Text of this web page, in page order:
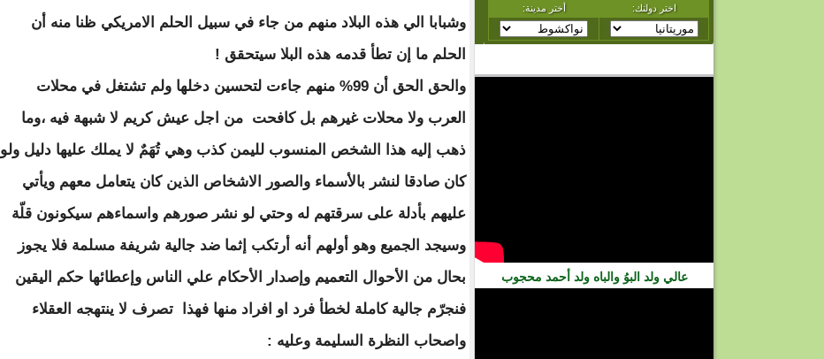
عالي ولد البوُ والباه ولد أحمد محجوب
وشبابا الي هذه البلاد منهم من جاء في سبيل الحلم الامريكي ظنا منه أن
الحلم ما إن تطأ قدمه هذه البلا سيتحقق !
والحق الحق أن 99% منهم جاءت لتحسين دخلها ولم تشتغل في محلات
العرب ولا محلات غيرهم بل كافحت من اجل عيش كريم لا شبهة فيه ،وما
ذهب إليه هذا الشخص المنسوب لليمن كذب وهي تُهَمٌ لا يملك عليها دليل ولو
كان صادقا لنشر بالأسماء والصور الاشخاص الذين كان يتعامل معهم ويأتي
عليهم بأدلة على سرقتهم له وحتي لو نشر صورهم واسماءهم سيكونون قلّة
وسيجد الجميع وهو أولهم أنه أرتكب إثما ضد جالية شريفة مسلمة فلا يجوز
بحال من الأحوال التعميم وإصدار الأحكام علي الناس وإعطائها حكم اليقين
فنجرّم جالية كاملة لخطأ فرد او افراد منها فهذا تصرف لا ينتهجه العقلاء
واصحاب النظرة السليمة وعليه :